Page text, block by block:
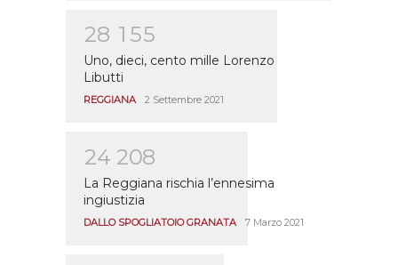
28 1 55
Uno, dieci, cento mille Lorenzo
Libutti
REGGIANA 2 Settembre 2021
24 208
La Reggiana rischia l’ennesima
ingiustizia
DALLO SPOGLIATOIO GRANATA 7 Marzo 2021